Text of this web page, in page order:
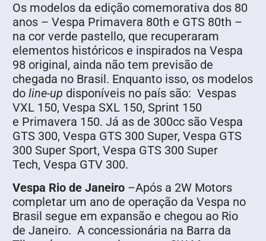
Os modelos da edição comemorativa dos 80
anos – Vespa Primavera 80th e GTS 80th –
na cor verde pastello, que recuperaram
elementos históricos e inspirados na Vespa
98 original, ainda não tem previsão de
chegada no Brasil. Enquanto isso, os modelos
do line-up disponíveis no país são: Vespas
VXL 150, Vespa SXL 150, Sprint 150
e Primavera 150. Já as de 300cc são Vespa
GTS 300, Vespa GTS 300 Super, Vespa GTS
300 Super Sport, Vespa GTS 300 Super
Tech, Vespa GTV 300.
Vespa Rio de Janeiro –Após a 2W Motors
completar um ano de operação da Vespa no
Brasil segue em expansão e chegou ao Rio
de Janeiro. A concessionária na Barra da